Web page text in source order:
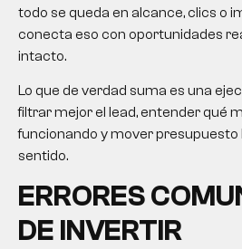
todo se queda en alcance, clics o
conecta eso con oportunidades
intacto.
Lo que de verdad suma es una
filtrar mejor el lead, entender qué
funcionando y mover presupuesto
sentido.
ERRORES
DE INVERTIR